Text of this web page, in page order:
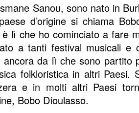
Sanou, sono nato in
d’origine si chiama
lì che ho cominciato a fare
a tanti festival musicali e
ancora da lì che sono
folkloristica in altri Paesi.
e in molti altri Paesi
Bobo Dioulasso.